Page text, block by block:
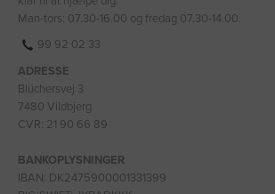
Man-tors: 07.30-16.00 og fredag 07.30-14.00.
99 92 02 33
ADRESSE
Blüchersvej 3
7480 Vildbjerg
CVR: 21 90 66 89
BANKOPLYSNINGER
IBAN: DK2475900001331399